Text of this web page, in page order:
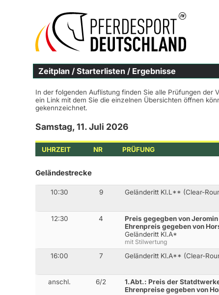
Zeitplan / Starterlisten / Ergebnisse
In der folgenden Auflistung finden Sie alle Prüfungen der
ein Link mit dem Sie die einzelnen Übersichten öffnen
gekennzeichnet.
Samstag, 11. Juli 2026
UHRZEIT NR PRÜFUNG
Geländestrecke
10:30 9 Geländeritt Kl.L** (Clear-
12:30 4
Preis gegegben von
Ehrenpreis gegeben von
Geländeritt Kl.A*
mit Stilwertung
16:00 7 Geländeritt Kl.A** (Clear-
anschl. 6/2
1.Abt.: Preis der
Ehrenpreise gegeben von